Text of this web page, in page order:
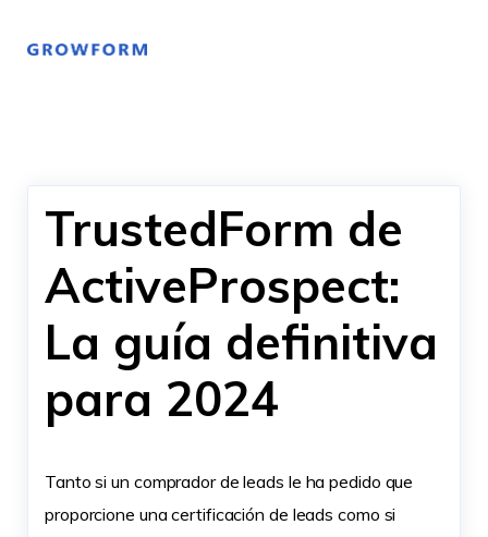
TrustedForm de
ActiveProspect:
La guía definitiva
para 2024
Tanto si un comprador de leads le ha pedido que
proporcione una certificación de leads como si